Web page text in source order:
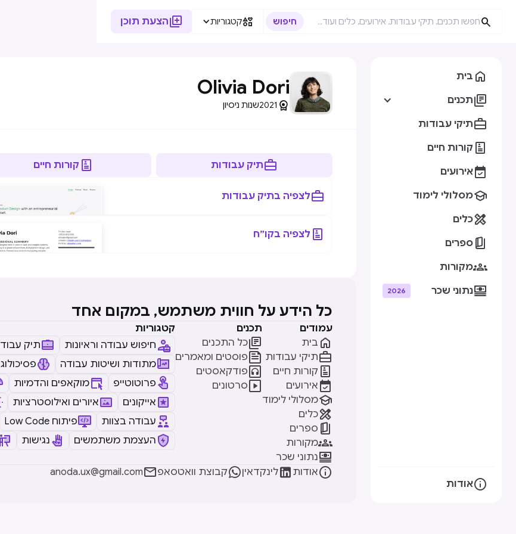

קטגוריות הצעת תוכן
 בית
תכנים
תיקי עבודות
 קורות חיים
אירועים
מסלולי לימוד
כלים
 ספרים
מקורות
נתוני שכר 2026
אודות
Olivia Dori

2021שנות ניסיון
תיק עבודות  קורות חיים
לצפיה בתיק עבודות
 לצפיה בקו״ח
כל הידע על חווית משתמש, במקום אחד
עמודים
בית 
תיקי עבודות
קורות חיים 
אירועים 
מסלולי לימוד
כלים
ספרים 
מקורות
נתוני שכר
תכנים
כל התכנים
פוסטים ומאמרים
פודקאסטים
סרטונים
קטגוריות
חיפוש עבודה וראיונות
תיק
מתודות ושיטות עבודה
פרוטוטייפ
מוקאפים והדמיות
אייקונים
איורים ואילוסטרציות
עבודה בצוות
Low Code פיתוח
העצמת משתמשים
נגישות
אודות לינקדאין קבוצת וואטסאפ
anoda.ux@gmail.com